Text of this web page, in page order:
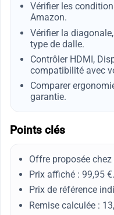
Vérifier les
Amazon.
Vérifier la
type de dalle.
Contrôler HDMI,
compatibilité avec
Comparer
garantie.
Points clés
Offre proposée
Prix affiché : 99,95 €.
Prix de référence
Remise calculée :